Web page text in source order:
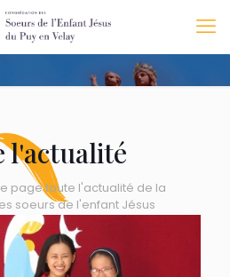
l'actualité
page toute l'actualité de la
soeurs de l'enfant Jésus